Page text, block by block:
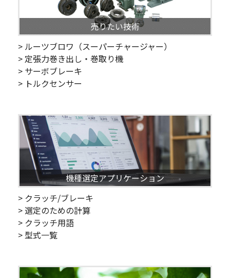
売りたい技術
> ルーツブロワ（スーパーチャージャー）
> 定張力巻き出し・巻取り機
> サーボブレーキ
> トルクセンサー
機種選定アプリケーション
> クラッチ/ブレーキ
> 選定のための計算
> クラッチ用語
> 型式一覧